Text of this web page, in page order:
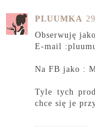
PLUUMKA
Obserwuję
E-mail
Na FB jako :
Tyle tych
chce się je